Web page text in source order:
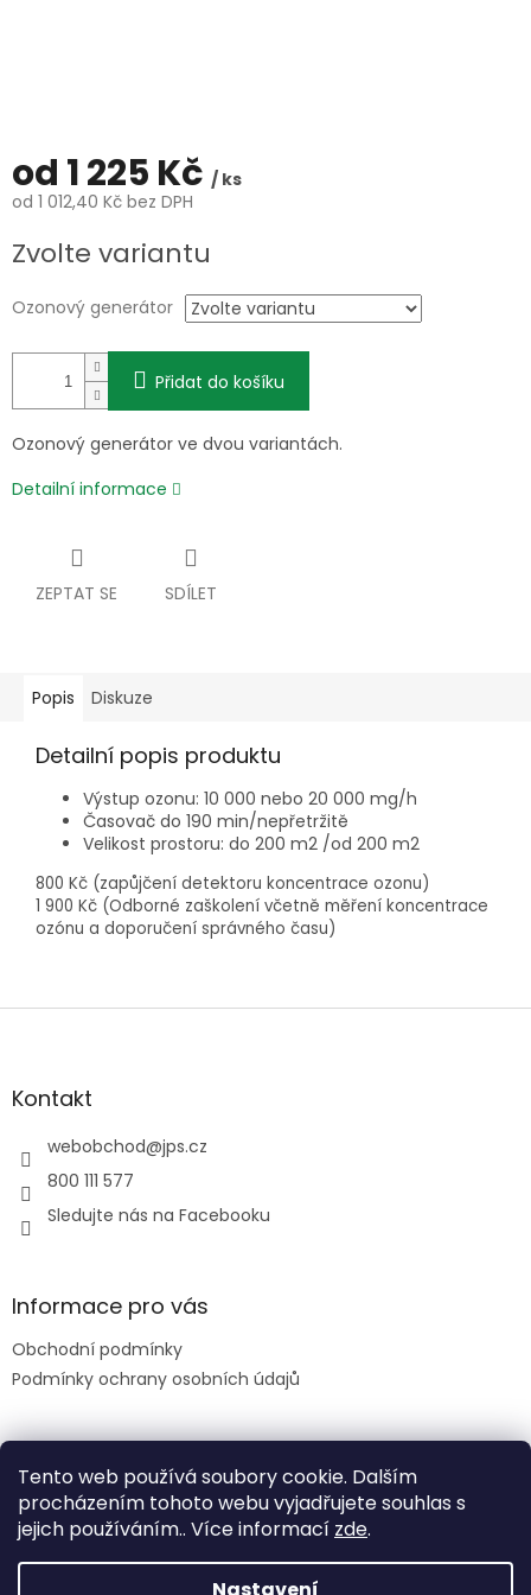
Tento web používá soubory cookie. Dalším
procházením tohoto webu vyjadřujete souhlas s
jejich používáním.. Více informací zde.
od 1 225 Kč / ks
od 1 012,40 Kč bez DPH
cena:
Zvolte variantu
Ozonový generátor
Přidat do košíku
Ozonový generátor ve dvou variantách.
Detailní informace
ZEPTAT SE SDÍLET
Popis Diskuze
Detailní popis produktu
Výstup ozonu: 10 000 nebo 20 000 mg/h
Časovač do 190 min/nepřetržitě
Velikost prostoru: do 200 m2 /od 200 m2
800 Kč (zapůjčení detektoru koncentrace ozonu)
1 900 Kč (Odborné zaškolení včetně měření koncentrace
ozónu a doporučení správného času)
Z
aKontakt
webobchod@jps.cz
800 111 577
Sledujte nás na Facebooku
Informace pro vás
Obchodní podmínky
Podmínky ochrany osobních údajů
Facebook